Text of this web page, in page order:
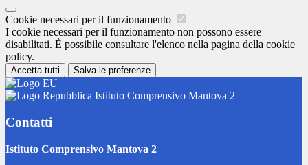
Cookie necessari per il funzionamento
I cookie necessari per il funzionamento non possono essere
disabilitati. È possibile consultare l'elenco nella pagina della cookie
policy.
Accetta tutti Salva le preferenze
Istituto Comprensivo Mantova 2
Contatti
Istituto Comprensivo Mantova 2